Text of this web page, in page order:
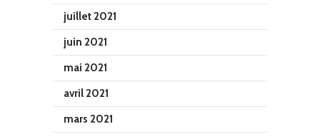
juillet 2021
juin 2021
mai 2021
avril 2021
mars 2021